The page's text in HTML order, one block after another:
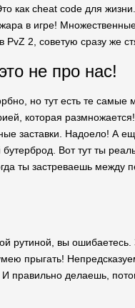
как cheat code для
в игре!
PvZ 2, советую сразу же
не про нас!
но тут есть те самые
которая
заставки. Надоело! А
Вот тут ты
ты застреваешь между
рутиной, вы
прыгать!
делаешь,